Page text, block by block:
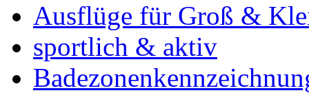
Ausflüge für Groß &
sportlich & aktiv